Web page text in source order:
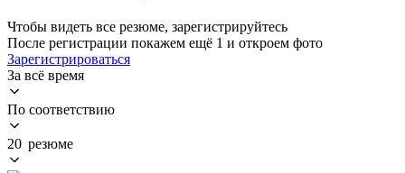
Чтобы видеть все резюме, зарегистрируйтесь
После регистрации покажем ещё 1 и откроем фото
Зарегистрироваться
За всё время
По соответствию
20 резюме